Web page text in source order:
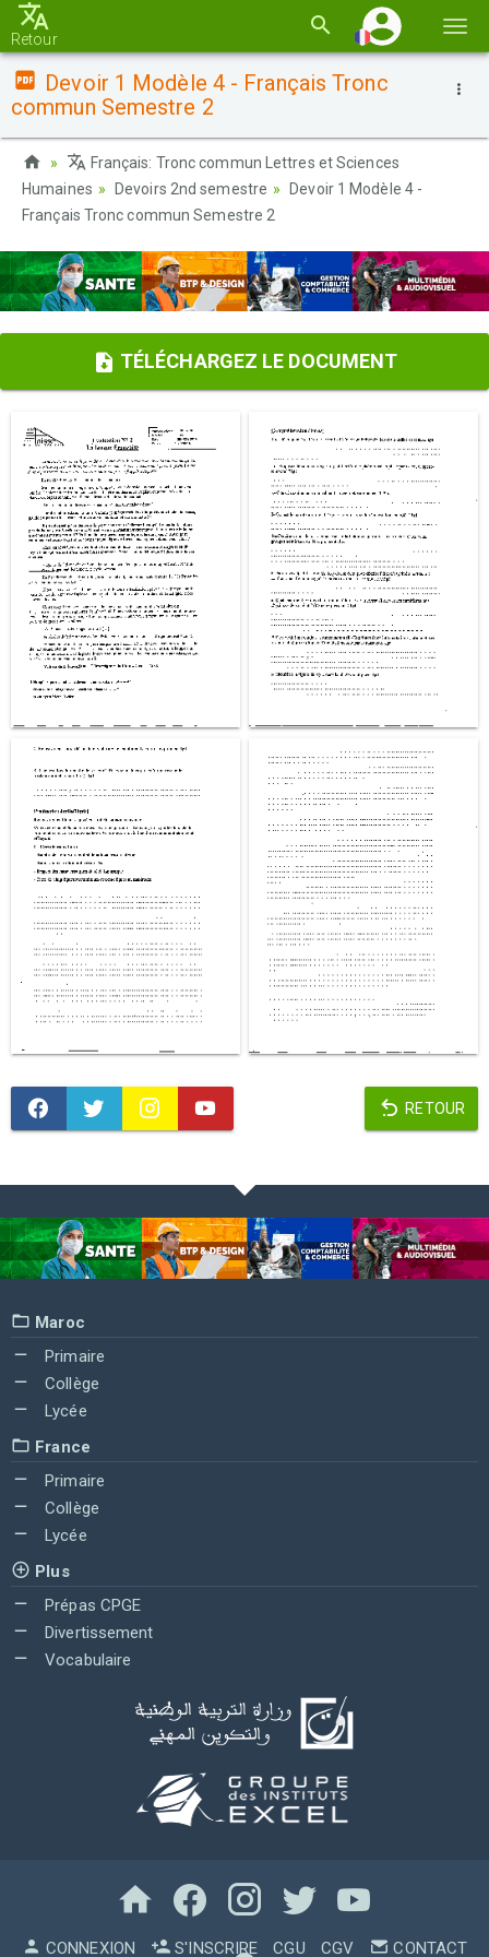
la
Retour
Devoir 1 Modèle 4 - Français Tronc
commun Semestre 2
Français: Tronc commun Lettres et Sciences
Humaines
Devoirs 2nd semestre
Devoir 1 Modèle 4 -
Français Tronc commun Semestre 2
TÉLÉCHARGEZ LE DOCUMENT
RETOUR
Maroc
Primaire
Collège
Lycée
France
Primaire
Collège
Lycée
Plus
Prépas CPGE
Divertissement
Vocabulaire
CONNEXION S'INSCRIRE CGU CGV CONTACT